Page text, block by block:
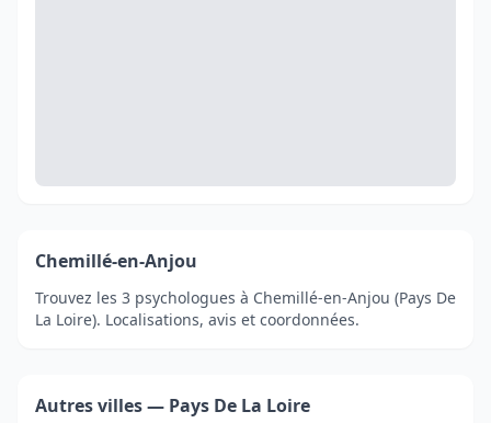
Chemillé-en-Anjou
Trouvez les 3 psychologues à Chemillé-en-Anjou (Pays De
La Loire). Localisations, avis et coordonnées.
Autres villes — Pays De La Loire